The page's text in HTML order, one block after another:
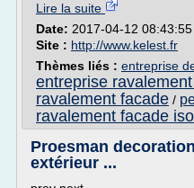
Lire la suite
Date: 2017-04-12 08:43:55
Site : http://www.kelest.fr
Thèmes liés : entreprise
entreprise
ravalement facade /
ravalement facade
Proesman
extérieur ...